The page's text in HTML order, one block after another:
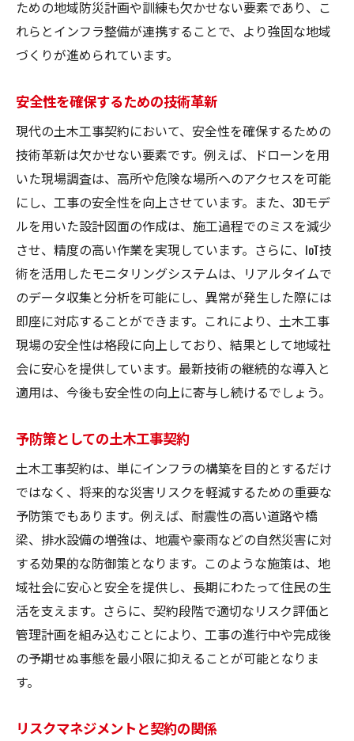
ための地域防災計画や訓練も欠かせない要素であり、こ
れらとインフラ整備が連携することで、より強固な地域
づくりが進められています。
安全性を確保するための技術革新
現代の土木工事契約において、安全性を確保するための
技術革新は欠かせない要素です。例えば、ドローンを用
いた現場調査は、高所や危険な場所へのアクセスを可能
にし、工事の安全性を向上させています。また、3Dモデ
ルを用いた設計図面の作成は、施工過程でのミスを減少
させ、精度の高い作業を実現しています。さらに、IoT技
術を活用したモニタリングシステムは、リアルタイムで
のデータ収集と分析を可能にし、異常が発生した際には
即座に対応することができます。これにより、土木工事
現場の安全性は格段に向上しており、結果として地域社
会に安心を提供しています。最新技術の継続的な導入と
適用は、今後も安全性の向上に寄与し続けるでしょう。
予防策としての土木工事契約
土木工事契約は、単にインフラの構築を目的とするだけ
ではなく、将来的な災害リスクを軽減するための重要な
予防策でもあります。例えば、耐震性の高い道路や橋
梁、排水設備の増強は、地震や豪雨などの自然災害に対
する効果的な防御策となります。このような施策は、地
域社会に安心と安全を提供し、長期にわたって住民の生
活を支えます。さらに、契約段階で適切なリスク評価と
管理計画を組み込むことにより、工事の進行中や完成後
の予期せぬ事態を最小限に抑えることが可能となりま
す。
リスクマネジメントと契約の関係